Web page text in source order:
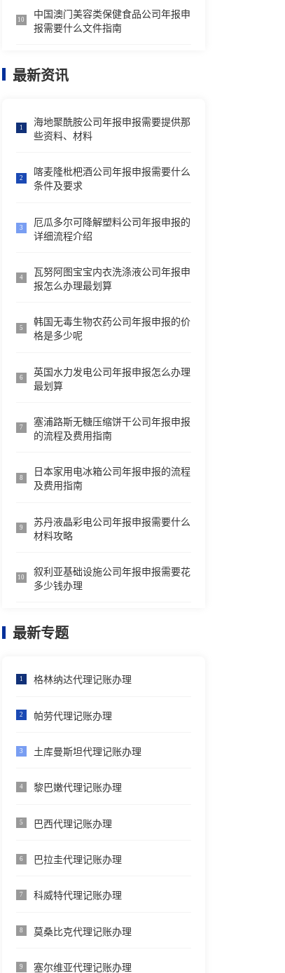
10
中国澳门美容类保健食品公司年报申
报需要什么文件指南
最新资讯
1
海地聚酰胺公司年报申报需要提供那
些资料、材料
2
喀麦隆枇杷酒公司年报申报需要什么
条件及要求
3
厄瓜多尔可降解塑料公司年报申报的
详细流程介绍
4
瓦努阿图宝宝内衣洗涤液公司年报申
报怎么办理最划算
5
韩国无毒生物农药公司年报申报的价
格是多少呢
6
英国水力发电公司年报申报怎么办理
最划算
7
塞浦路斯无糖压缩饼干公司年报申报
的流程及费用指南
8
日本家用电冰箱公司年报申报的流程
及费用指南
9
苏丹液晶彩电公司年报申报需要什么
材料攻略
10
叙利亚基础设施公司年报申报需要花
多少钱办理
最新专题
1 格林纳达代理记账办理
2 帕劳代理记账办理
3 土库曼斯坦代理记账办理
4 黎巴嫩代理记账办理
5 巴西代理记账办理
6 巴拉圭代理记账办理
7 科威特代理记账办理
8 莫桑比克代理记账办理
9 塞尔维亚代理记账办理